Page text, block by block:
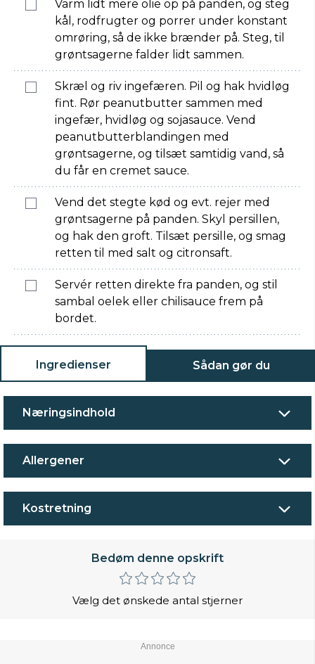
Varm lidt mere olie op på panden, og steg
kål, rodfrugter og porrer under konstant
omrøring, så de ikke brænder på. Steg, til
grøntsagerne falder lidt sammen.
Skræl og riv ingefæren. Pil og hak hvidløg
fint. Rør peanutbutter sammen med
ingefær, hvidløg og sojasauce. Vend
peanutbutterblandingen med
grøntsagerne, og tilsæt samtidig vand, så
du får en cremet sauce.
Vend det stegte kød og evt. rejer med
grøntsagerne på panden. Skyl persillen,
og hak den groft. Tilsæt persille, og smag
retten til med salt og citronsaft.
Servér retten direkte fra panden, og stil
sambal oelek eller chilisauce frem på
bordet.
Ingredienser Sådan gør du
Næringsindhold
Allergener
Kostretning
Bedøm denne opskrift
Vælg det ønskede antal stjerner